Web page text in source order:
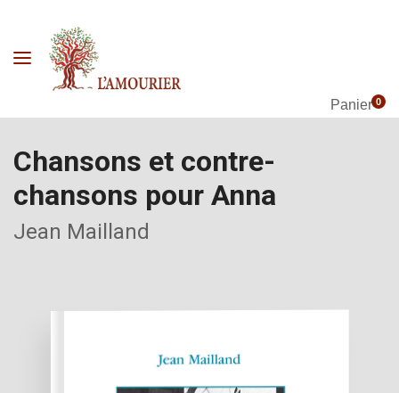
Panier0
Chansons et contre-
chansons pour Anna
Jean Mailland